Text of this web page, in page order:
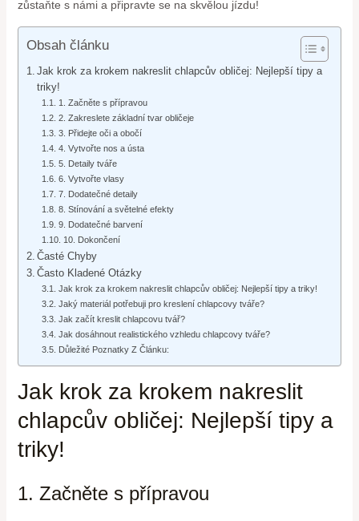
zůstaňte s námi a připravte se na skvělou jízdu!
Obsah článku
Jak krok za krokem nakreslit chlapcův obličej: Nejlepší tipy a
triky!
1. Začněte s přípravou
2. Zakreslete základní tvar obličeje
3. Přidejte oči a obočí
4. Vytvořte nos a ústa
5. Detaily tváře
6. Vytvořte vlasy
7. Dodatečné detaily
8. Stínování a světelné efekty
9. Dodatečné barvení
10. Dokončení
Časté Chyby
Často Kladené Otázky
Jak krok za krokem nakreslit chlapcův obličej: Nejlepší tipy a triky!
Jaký materiál potřebuji pro kreslení chlapcovy tváře?
Jak začít kreslit chlapcovu tvář?
Jak dosáhnout realistického vzhledu chlapcovy tváře?
Důležité Poznatky Z Článku:
Jak krok za krokem nakreslit
chlapcův obličej: Nejlepší tipy a
triky!
1. Začněte s přípravou